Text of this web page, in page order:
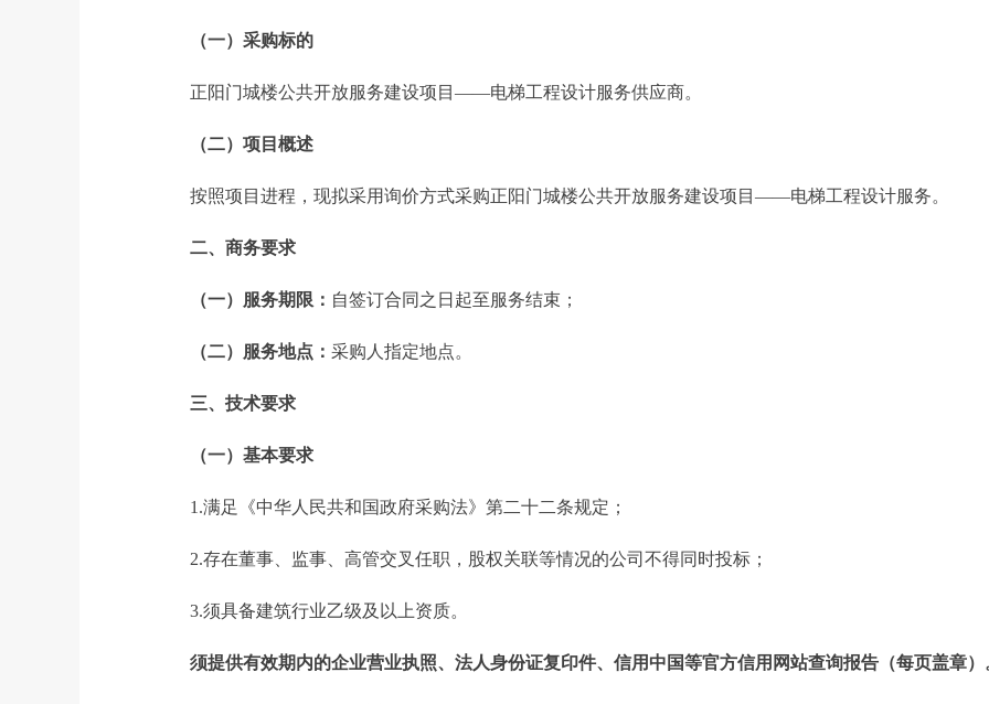
（一）采购标的
正阳门城楼公共开放服务建设项目——电梯工程设计服务供应商。
（二）项目概述
按照项目进程，现拟采用询价方式采购正阳门城楼公共开放服务建设项目——电梯工程设计服务。
二、商务要求
（一）服务期限： 自签订合同之日起至服务结束；
（二）服务地点： 采购人指定地点。
三、技术要求
（一）基本要求
1.满足《中华人民共和国政府采购法》第二十二条规定；
2.存在董事、监事、高管交叉任职，股权关联等情况的公司不得同时投标；
3.须具备建筑行业乙级及以上资质。
须提供有效期内的企业营业执照、法人身份证复印件、信用中国等官方信用网站查询报告（每页盖章）